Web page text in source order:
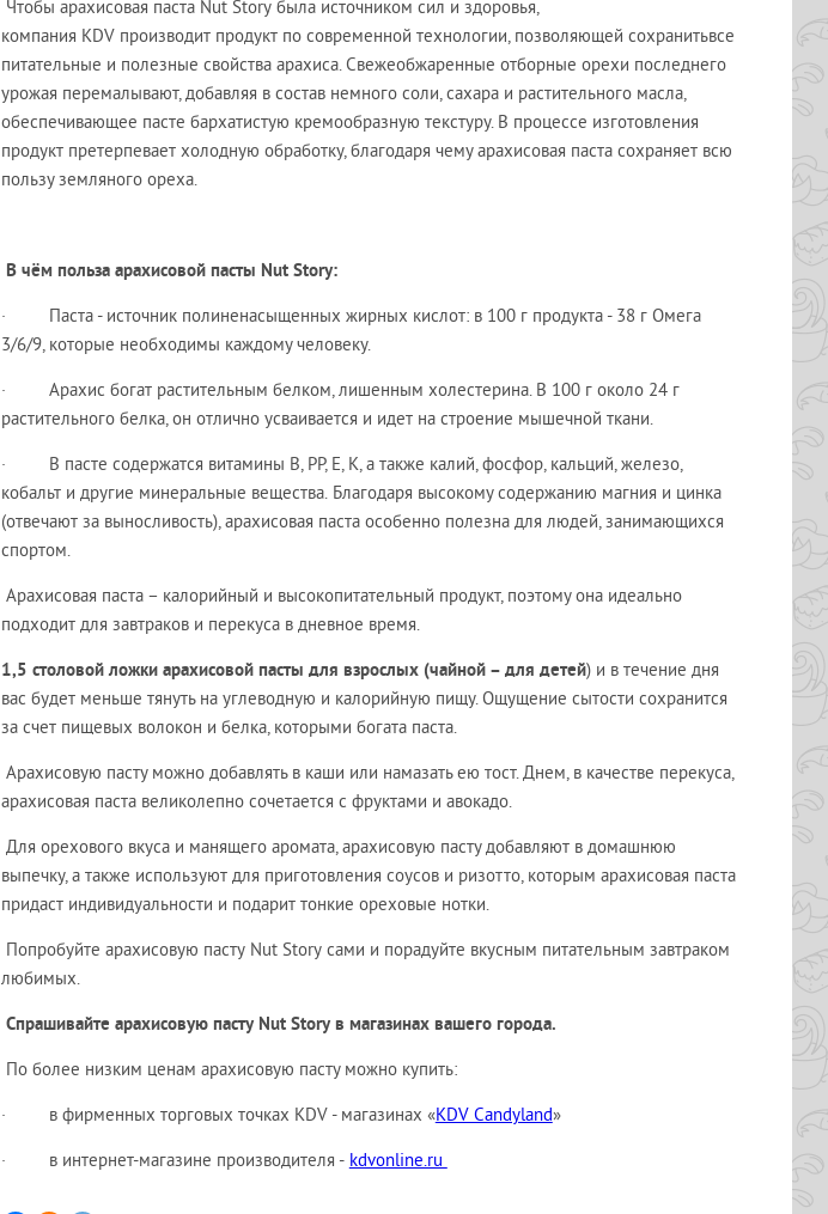
Чтобы арахисовая паста Nut Storyбыла источником сил и здоровья,
компания KDV производит продукт по современной технологии, позволяющей сохранитьвсе
питательные и полезные свойства арахиса. Свежеобжаренные отборные орехи последнего
урожая перемалывают, добавляя в состав немного соли, сахара и растительного масла,
обеспечивающее пасте бархатистую кремообразную текстуру. В процессе изготовления
продукт претерпевает холодную обработку, благодаря чему арахисовая паста сохраняет всю
пользу земляного ореха.
В чём польза арахисовой пасты Nut Story:
· Паста - источник полиненасыщенных жирных кислот: в 100 г продукта - 38 г Омега
3/6/9, которые необходимы каждому человеку.
· Арахис богат растительным белком, лишенным холестерина. В 100 г около 24 г
растительного белка, он отлично усваивается и идет на строение мышечной ткани.
· В пасте содержатся витамины В, РР, Е, К, а также калий, фосфор, кальций, железо,
кобальт и другие минеральные вещества. Благодаря высокому содержанию магния и цинка
(отвечают за выносливость), арахисовая паста особенно полезна для людей, занимающихся
спортом.
Арахисовая паста – калорийный и высокопитательный продукт, поэтому она идеально
подходит для завтраков и перекуса в дневное время.
1,5 столовой ложки арахисовой пасты для взрослых (чайной – для детей) и в течение дня
вас будет меньше тянуть на углеводную и калорийную пищу. Ощущение сытости сохранится
за счет пищевых волокон и белка, которыми богата паста.
Арахисовую пасту можно добавлять в каши или намазать ею тост. Днем, в качестве перекуса,
арахисовая паста великолепно сочетается с фруктами и авокадо.
Для орехового вкуса и манящего аромата, арахисовую пасту добавляют в домашнюю
выпечку, а также используют для приготовления соусов и ризотто, которым арахисовая паста
придаст индивидуальности и подарит тонкие ореховые нотки.
Попробуйте арахисовую пасту Nut Storyсами и порадуйте вкусным питательным завтраком
любимых.
Спрашивайте арахисовую пасту Nut Storyв магазинах вашего города.
По более низким ценам арахисовую пасту можно купить:
· в фирменных торговых точках KDV - магазинах «KDV Candyland»
· в интернет-магазине производителя - kdvonline.ru